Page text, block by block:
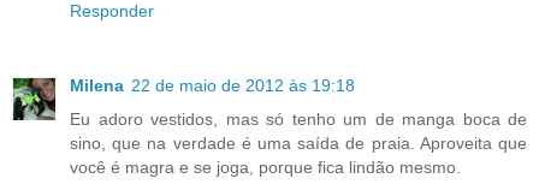
Responder
Milena 22 de maio de 2012 às 19:18
Eu adoro vestidos, mas só tenho um de manga boca de
sino, que na verdade é uma saída de praia. Aproveita que
você é magra e se joga, porque fica lindão mesmo.